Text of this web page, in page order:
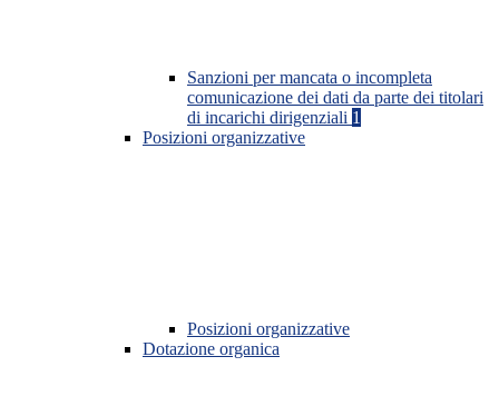
Sanzioni per mancata o incompleta
comunicazione dei dati da parte dei titolari
di incarichi dirigenziali 1
Posizioni organizzative
Posizioni organizzative
Dotazione organica